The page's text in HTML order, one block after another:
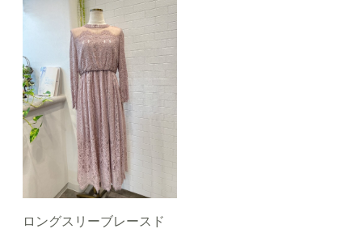
ロングスリーブレースド